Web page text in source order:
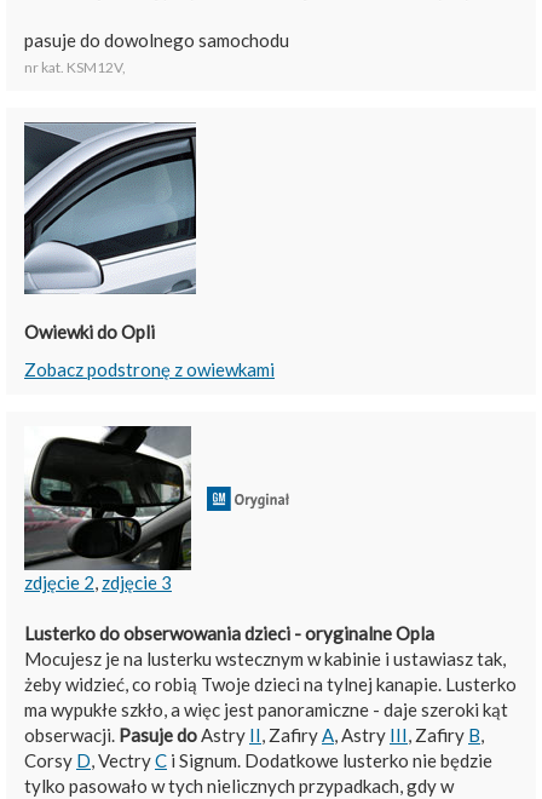
pasuje do dowolnego samochodu
nr kat. KSM12V,
Owiewki do Opli
Zobacz podstronę z owiewkami
zdjęcie 2, zdjęcie 3
Lusterko do obserwowania dzieci - oryginalne Opla
Mocujesz je na lusterku wstecznym w kabinie i ustawiasz tak,
żeby widzieć, co robią Twoje dzieci na tylnej kanapie. Lusterko
ma wypukłe szkło, a więc jest panoramiczne - daje szeroki kąt
obserwacji. Pasuje doAstry II, ZafiryA, Astry III, Zafiry B,
Corsy D, VectryC i Signum. Dodatkowe lusterko nie będzie
tylko pasowało w tych nielicznych przypadkach, gdy w